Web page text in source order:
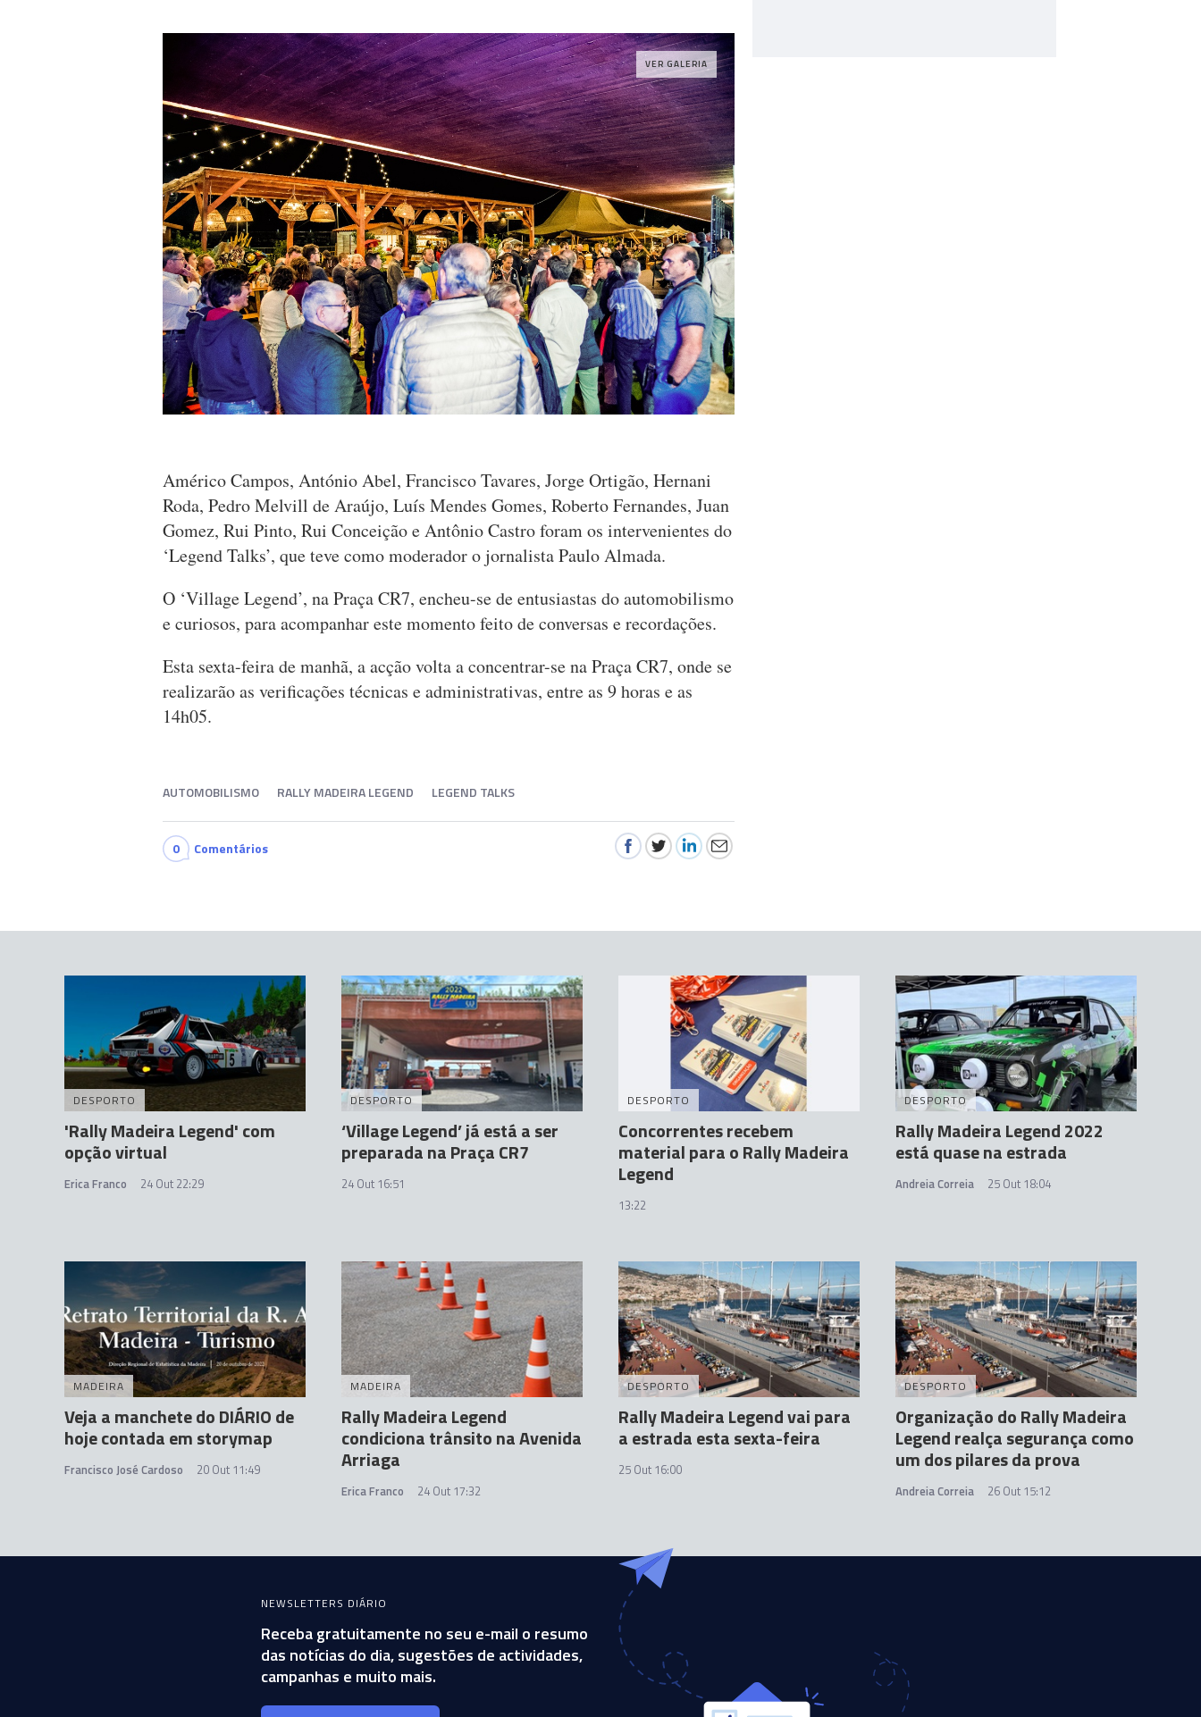
VER GALERIA
Américo Campos, António Abel, Francisco Tavares, Jorge Ortigão, Hernani
Roda, Pedro Melvill de Araújo, Luís Mendes Gomes, Roberto Fernandes, Juan
Gomez, Rui Pinto, Rui Conceição e Antônio Castro foram os intervenientes do
‘Legend Talks’, que teve como moderador o jornalista Paulo Almada.
O ‘Village Legend’, na Praça CR7, encheu-se de entusiastas do automobilismo
e curiosos, para acompanhar este momento feito de conversas e recordações.
Esta sexta-feira de manhã, a acção volta a concentrar-se na Praça CR7, onde se
realizarão as verificações técnicas e administrativas, entre as 9 horas e as
14h05.
AUTOMOBILISMO RALLY MADEIRA LEGEND LEGEND TALKS
0 Comentários
DESPORTO
'Rally Madeira Legend' com
opção virtual
Erica Franco 24 Out 22:29
DESPORTO
‘Village Legend’ já está a ser
preparada na Praça CR7
24 Out 16:51
DESPORTO
Concorrentes recebem
material para o Rally Madeira
Legend
13:22
DESPORTO
Rally Madeira Legend 2022
está quase na estrada
Andreia Correia 25 Out 18:04
MADEIRA
Veja a manchete do DIÁRIO de
hoje contada em storymap
Francisco José Cardoso 20 Out 11:49
MADEIRA
Rally Madeira Legend
condiciona trânsito na Avenida
Arriaga
Erica Franco 24 Out 17:32
DESPORTO
Rally Madeira Legend vai para
a estrada esta sexta-feira
25 Out 16:00
DESPORTO
Organização do Rally Madeira
Legend realça segurança como
um dos pilares da prova
Andreia Correia 26 Out 15:12
NEWSLETTERS DIÁRIO
Receba gratuitamente no seu e-mail o resumo
das notícias do dia, sugestões de actividades,
campanhas e muito mais.